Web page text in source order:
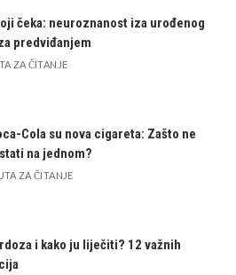
čeka: neuroznanost iza urođenog
predviđanjem
ZA ČITANJE
Cola su nova cigareta: Zašto ne
na jednom?
ZA ČITANJE
i kako ju liječiti? 12 važnih